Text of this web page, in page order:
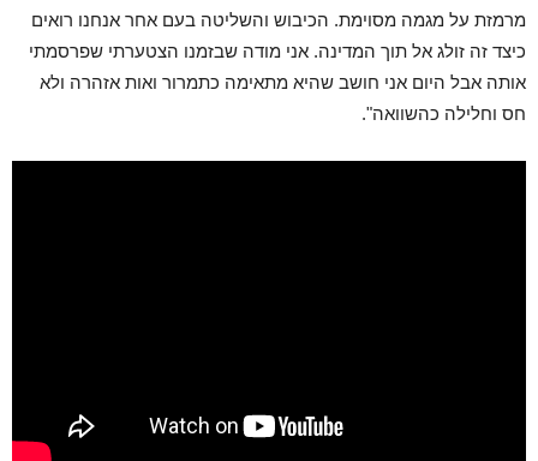
מרמזת על מגמה מסוימת. הכיבוש והשליטה בעם אחר אנחנו רואים
כיצד זה זולג אל תוך המדינה. אני מודה שבזמנו הצטערתי שפרסמתי
אותה אבל היום אני חושב שהיא מתאימה כתמרור ואות אזהרה ולא
חס וחלילה כהשוואה".